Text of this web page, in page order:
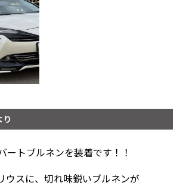
ートブルネンを装着です！！
ウスに、切れ味鋭いブルネンが